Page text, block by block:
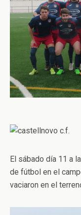
El sábado día 11 a
de fútbol en el
vaciaron en el